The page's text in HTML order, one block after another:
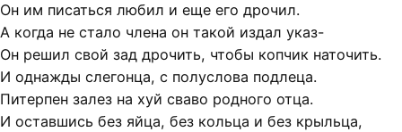
Он им писаться любил и еще его дрочил.
А когда не стало члена он такой издал указ-
Он решил свой зад дрочить, чтобы копчик наточить.
И однажды слегонца, с полуслова подлеца.
Питерпен залез на хуй сваво родного отца.
И оставшись без яйца, без кольца и без крыльца,